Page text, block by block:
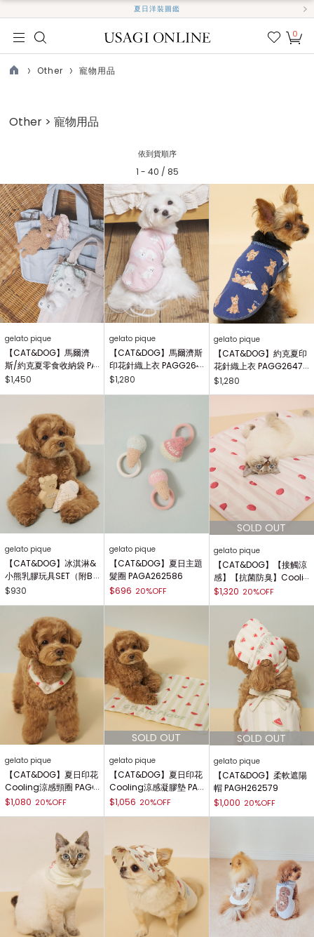
夏日洋裝圖鑑
我的
0
Other 寵物用品
Other > 寵物用品
依到貨順序
1 - 40 / 85
gelato pique
【CAT&DOG】馬爾濟
斯/約克夏零食收納袋 PA
GB264702
$1,450
gelato pique
【CAT&DOG】馬爾濟斯
印花針織上衣 PAGG264
700
$1,280
gelato pique
【CAT&DOG】約克夏印
花針織上衣 PAGG26472
1$1,280
gelato pique
【CAT&DOG】冰淇淋&
小熊乳膠玩具SET（附BO
X） PAGG999138
$930
gelato pique
【CAT&DOG】夏日主題
髮圈 PAGA262586
$696 20%OFF
gelato pique
【CAT&DOG】【接觸涼
感】【抗菌防臭】Cooli
ng涼感墊 PAGG262576
$1,320 20%OFF
gelato pique
【CAT&DOG】夏日印花
Cooling涼感頸圈 PAGG
262588
$1,080 20%OFF
gelato pique
【CAT&DOG】夏日印花
Cooling涼感凝膠墊 PA
GG262589
$1,056 20%OFF
gelato pique
【CAT&DOG】柔軟遮陽
帽 PAGH262579
$1,000 20%OFF